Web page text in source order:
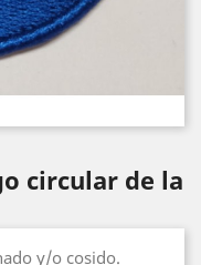
circular de la
y/o cosido.